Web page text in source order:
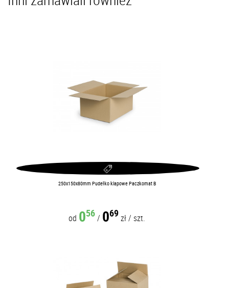
250x150x80mm Pudełko klapowe Paczkomat B
od 056/ 069zł/ szt.